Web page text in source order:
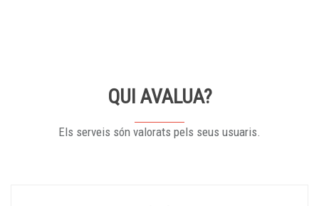
QUI AVALUA?
Els serveis són valorats pels seus usuaris.